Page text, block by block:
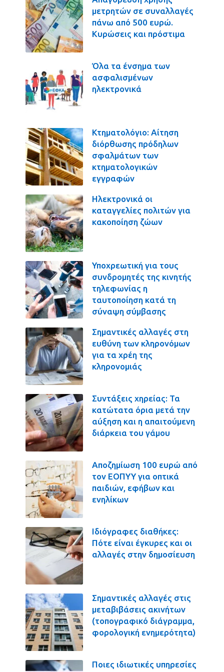
μετρητών σε συναλλαγές
πάνω από 500 ευρώ.
Κυρώσεις και πρόστιμα
Όλα τα ένσημα των
ασφαλισμένων
ηλεκτρονικά
Κτηματολόγιο: Αίτηση
διόρθωσης πρόδηλων
σφαλμάτων των
κτηματολογικών
εγγραφών
Ηλεκτρονικά οι
καταγγελίες πολιτών για
κακοποίηση ζώων
Υποχρεωτική για τους
συνδρομητές της κινητής
τηλεφωνίας η
ταυτοποίηση κατά τη
σύναψη σύμβασης
Σημαντικές αλλαγές στη
ευθύνη των κληρονόμων
για τα χρέη της
κληρονομιάς
Συντάξεις χηρείας: Τα
κατώτατα όρια μετά την
αύξηση και η απαιτούμενη
διάρκεια του γάμου
Αποζημίωση 100 ευρώ από
τον ΕΟΠΥΥ για οπτικά
παιδιών, εφήβων και
ενηλίκων
Ιδιόγραφες διαθήκες:
Πότε είναι έγκυρες και οι
αλλαγές στην δημοσίευση
Σημαντικές αλλαγές στις
μεταβιβάσεις ακινήτων
(τοπογραφικό διάγραμμα,
φορολογική ενημερότητα)
Ποιες ιδιωτικές υπηρεσίες